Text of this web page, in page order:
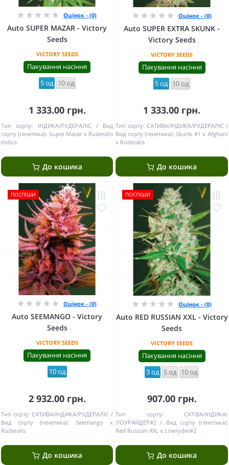
Оцінок - (0)
Auto SUPER MAZAR - Victory
Seeds
VICTORY SEEDS
Пакування насіння
5 од 10 од
1 333.00 грн.
Тип сорту: ІНДИКА/РУДЕРАЛІС
Вид
сорту (генетика): Super Mazar x Ruderalis
Indica
До кошика
Оцінок - (0)
Auto SUPER EXTRA SKUNK -
Victory Seeds
VICTORY SEEDS
Пакування насіння
5 од 10 од
1 333.00 грн.
Тип сорту: САТИВА/ІНДИКА/РУДЕРАЛІС
Вид сорту (генетика): Skunk #1 x Afghani
x Ruderalis
До кошика
ПОСПІШИ
Оцінок - (0)
Auto SEEMANGO - Victory
Seeds
VICTORY SEEDS
Пакування насіння
10 од
2 932.00 грн.
Тип сорту: САТИВА/ІНДИКА/РУДЕРАЛІС
Вид сорту (генетика):
Seemango x
Ruderalis
До кошика
ПОСПІШИ
Оцінок - (0)
Auto RED RUSSIAN XXL - Victory
Seeds
VICTORY SEEDS
Пакування насіння
3 од 5 од 10 од
907.00 грн.
Тип сорту:
САТІВА/ІНДИКА/
ЛОУРАЙДЕР#2
Вид сорту (генетика):
Red Russian XXL x Lowryder#2
До кошика